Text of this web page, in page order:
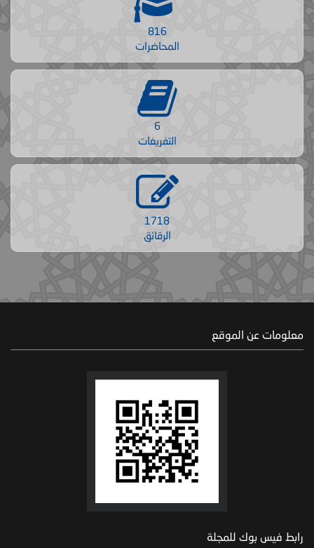
816
المحاضرات
6
التفريغات
1718
الرقائق
معلومات عن الموقع
رابط فيس بوك للمجلة